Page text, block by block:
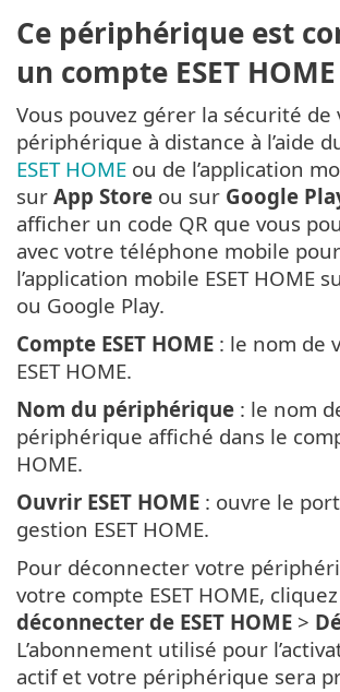
Ce périphérique est
un compte ESET HOME
Vous pouvez gérer la sécurité de
périphérique à distance à l’aide
ESET HOME ou de l’application
sur App Store ou sur Google
afficher un code QR que vous
avec votre téléphone mobile
l’application mobile ESET HOME
ou Google Play.
Compte ESET HOME : le nom de
ESET HOME.
Nom du périphérique : le nom
périphérique affiché dans le
HOME.
Ouvrir ESET HOME : ouvre le
gestion ESET HOME.
Pour déconnecter votre
votre compte ESET HOME,
déconnecter de ESET HOME >
L’abonnement utilisé pour
actif et votre périphérique sera